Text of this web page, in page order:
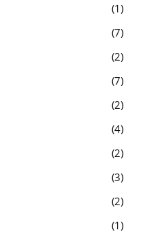
1
7
2
7
2
4
2
3
2
1